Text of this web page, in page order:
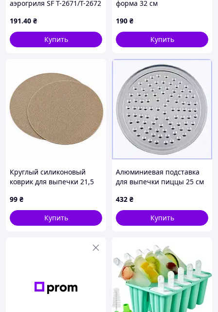
аэрогриля SF T-2671/T-2672
191.40 ₴
Купить
форма 32 см
8C71506E6
190 ₴
Купить
Круглый силиконовый
коврик для выпечки 21,5
антипригарный коврик
для духовки
99 ₴
Купить
Алюминиевая подставка
для выпечки пиццы 25 см
432 ₴
Купить